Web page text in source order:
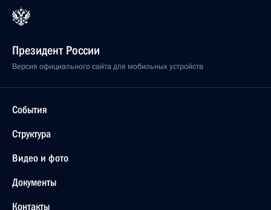
Президент России
Версия официального сайта для мобильных устройств
События
Структура
Видео и фото
Документы
Контакты